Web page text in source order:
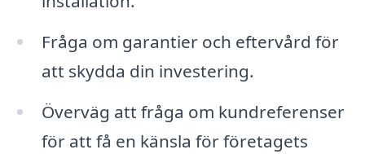
Fråga om garantier och eftervård för
att skydda din investering.
Överväg att fråga om kundreferenser
för att få en känsla för företagets